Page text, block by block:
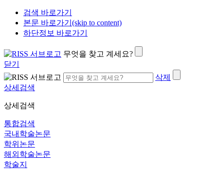
검색 바로가기
본문 바로가기(skip to content)
하단정보 바로가기
무엇을 찾고 계세요?
닫기
삭제
상세검색
상세검색
통합검색
국내학술논문
학위논문
해외학술논문
학술지